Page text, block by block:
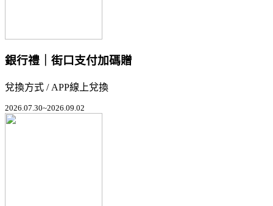
銀行禮｜街口支付加碼贈
兌換方式 / APP線上兌換
2026.07.30~2026.09.02